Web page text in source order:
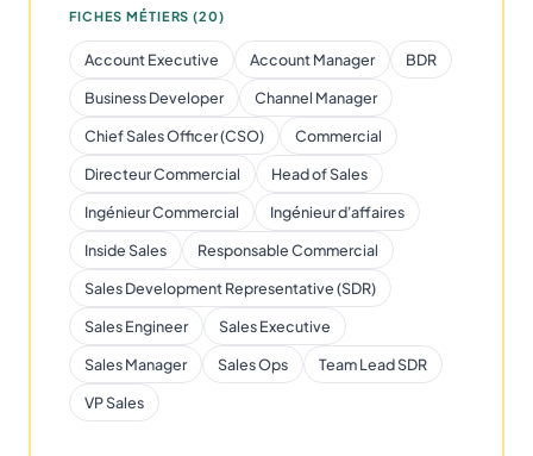
FICHES MÉTIERS (20)
Account Executive Account Manager
BDR
Business Developer
Channel Manager
Chief Sales Officer (CSO)
Commercial
Directeur Commercial
Head of Sales
Ingénieur Commercial
Ingénieur d'affaires
Inside Sales
Responsable Commercial
Sales Development Representative (SDR)
Sales Engineer
Sales Executive
Sales Manager
Sales Ops
Team Lead SDR
VP Sales